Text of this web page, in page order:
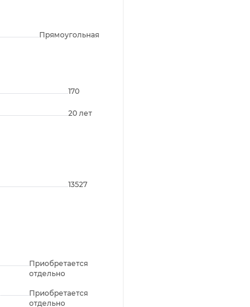
Прямоугольная
170
20 лет
13527
Приобретается
отдельно
Приобретается
отдельно